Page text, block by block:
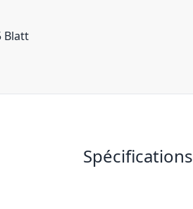
Blatt
Spécifications